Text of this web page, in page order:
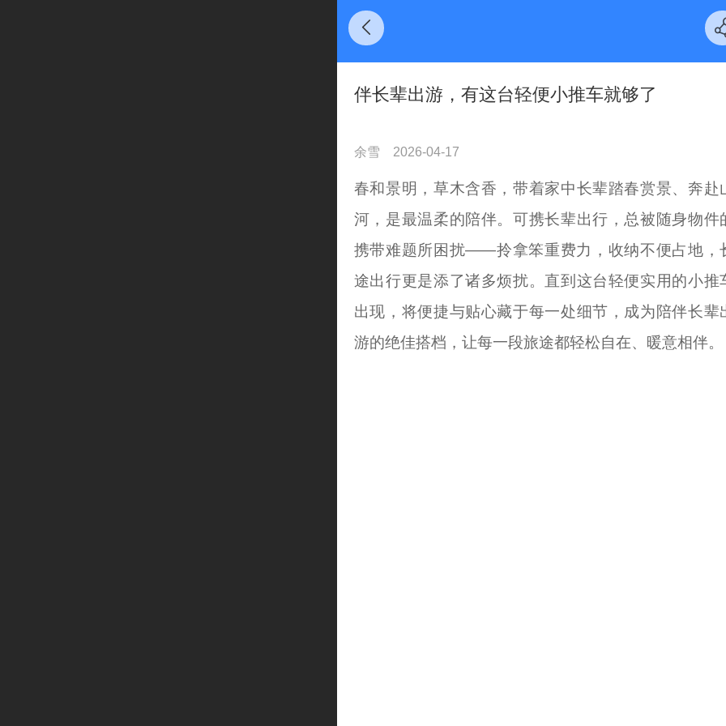
伴长辈出游，有这台轻便小推车就够了
余雪 2026-04-17
春和景明，草木含香，带着家中长辈踏春赏景、奔赴
河，是最温柔的陪伴。可携长辈出行，总被随身物件
携带难题所困扰——拎拿笨重费力，收纳不便占地，
途出行更是添了诸多烦扰。直到这台轻便实用的小推
出现，将便捷与贴心藏于每一处细节，成为陪伴长辈
游的绝佳搭档，让每一段旅途都轻松自在、暖意相伴。